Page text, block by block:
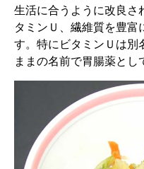
生活に合うように改良さ
タミンＵ、繊維質を豊富
す。特にビタミンＵは別
ままの名前で胃腸薬とし